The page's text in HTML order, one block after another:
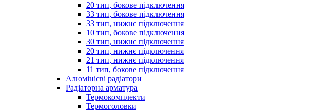
20 тип, бокове підключення
33 тип, бокове підключення
33 тип, нижнє підключення
10 тип, бокове підключення
30 тип, нижнє підключення
20 тип, нижнє підключення
21 тип, нижнє підключення
11 тип, бокове підключення
Алюмінієві радіатори
Радіаторна арматура
Термокомплекти
Термоголовки